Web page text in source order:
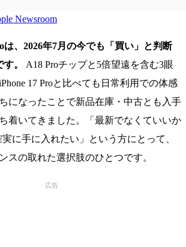
Newsroom
は、2026年7月の今でも「買い」と判断
。
A18 Proチップと5倍望遠を含む3眼
17 Proと比べても日常利用での体感
になったことで新品在庫・中古とも入手
着いてきました。「最新でなくていいか
に手に入れたい」という方にとって、
スの取れた選択肢のひとつです。
広告